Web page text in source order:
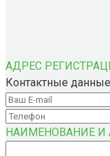
АДРЕС
Контактные данные
НАИМЕНОВАНИЕ